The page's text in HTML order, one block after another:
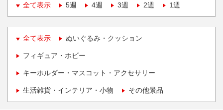
全て表示
5週 4週 3週 2週 1週
全て表示 ぬいぐるみ・クッション
フィギュア・ホビー
キーホルダー・マスコット・アクセサリー
生活雑貨・インテリア・小物 その他景品